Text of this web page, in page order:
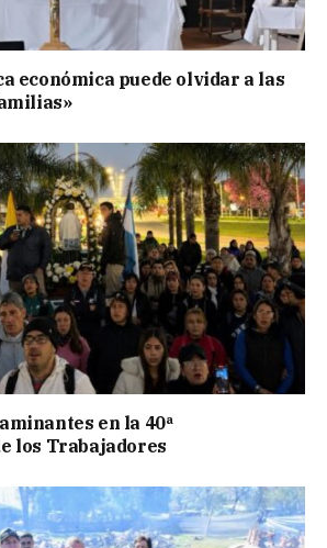
económica puede olvidar a las
en la 40ª
los Trabajadores